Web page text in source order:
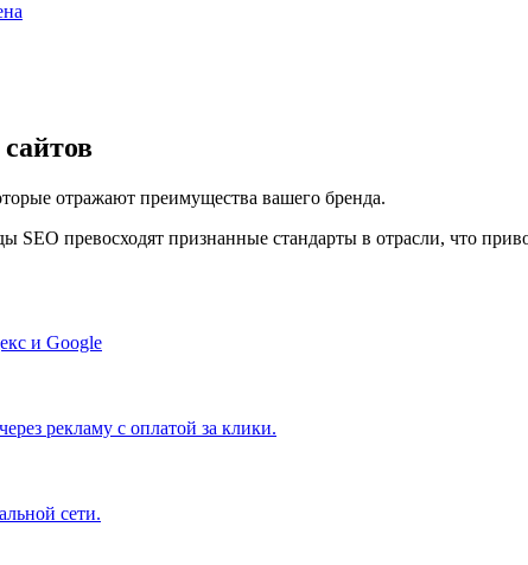
отражают преимущества вашего бренда.
превосходят признанные стандарты в отрасли, что
и Google
рекламу с оплатой за клики.
сети.